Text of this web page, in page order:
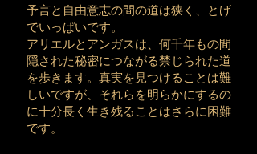
予言と自由意志の間の道は狭く、とげ
でいっぱいです。
アリエルとアンガスは、何千年もの間
隠された秘密につながる禁じられた道
を歩きます。真実を見つけることは難
しいですが、それらを明らかにするの
に十分長く生き残ることはさらに困難
です。